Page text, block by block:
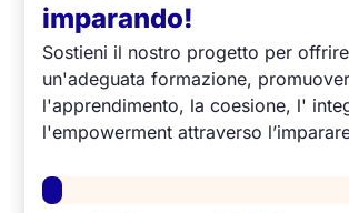
imparando!
Sostieni il nostro progetto per offrire
un'adeguata formazione,
l'apprendimento, la coesione, l'
l'empowerment attraverso
giovani.